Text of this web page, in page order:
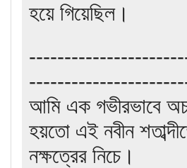
হয়ে গিয়েছিল।
আমি এক গভীরভাবে
হয়তো এই নবীন
নক্ষত্রের নিচে।